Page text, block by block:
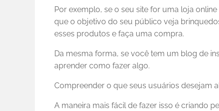
Por exemplo, se o seu site for uma loja
que o objetivo do seu público veja
esses produtos e faça uma compra.
Da mesma forma, se você tem um blog de
aprender como fazer algo.
Compreender o que seus usuários desejam
A maneira mais fácil de fazer isso é criando